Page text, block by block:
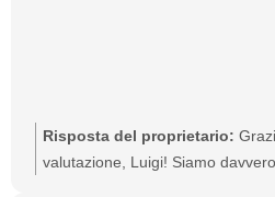
Risposta del proprietario:
valutazione, Luigi! Siamo